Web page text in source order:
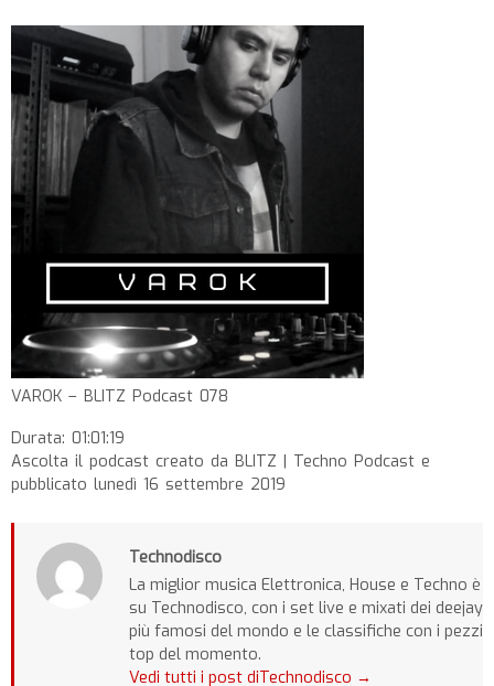
VAROK – BLITZ Podcast 078
Durata: 01:01:19
Ascolta il podcast creato da BLITZ | Techno Podcast e
pubblicato lunedì 16 settembre 2019
Technodisco
La miglior musica Elettronica, House e Techno è
su Technodisco, con i set live e mixati dei deejay
più famosi del mondo e le classifiche con i pezzi
top del momento.
Vedi tutti i post diTechnodisco →